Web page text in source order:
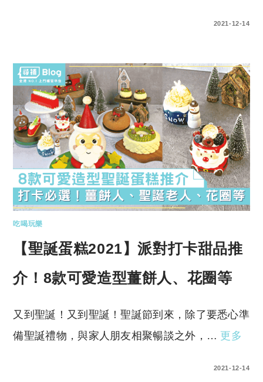
2021-12-14
吃喝玩樂
【聖誕蛋糕2021】派對打卡甜品推
介！8款可愛造型薑餅人、花圈等
又到聖誕！又到聖誕！聖誕節到來，除了要悉心準
備聖誕禮物，與家人朋友相聚暢談之外，… 更多
2021-12-14